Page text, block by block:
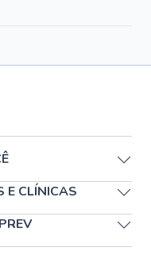
E CLÍNICAS